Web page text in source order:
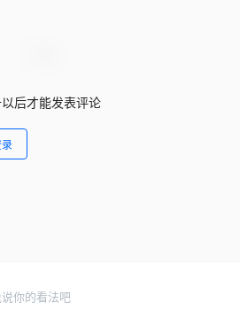
后才能发表评论
你的看法吧